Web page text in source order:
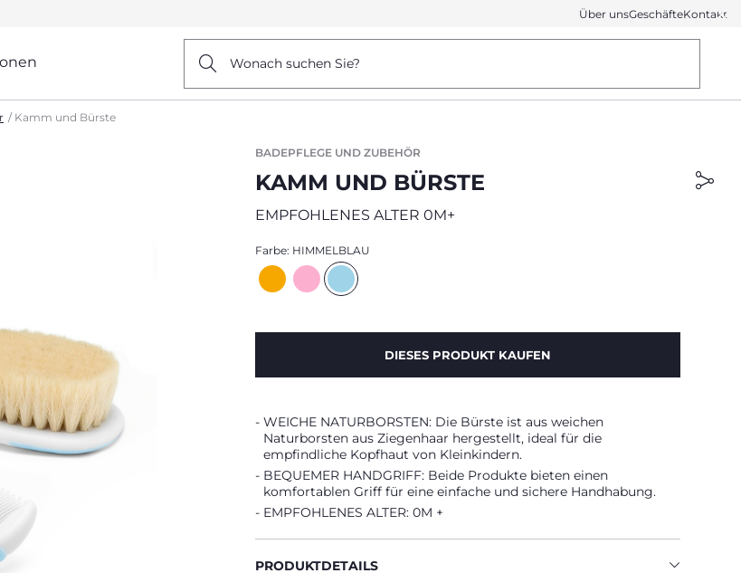
Über unsGeschäfteKontakt
Wonach suchen Sie?
Kamm und Bürste
BADEPFLEGE UND ZUBEHÖR
KAMM UND BÜRSTE
EMPFOHLENES ALTER 0M+
Farbe: HIMMELBLAU
DIESES PRODUKT KAUFEN
WEICHE NATURBORSTEN: Die Bürste ist aus weichen
Naturborsten aus Ziegenhaar hergestellt, ideal für die
empfindliche Kopfhaut von Kleinkindern.
BEQUEMER HANDGRIFF: Beide Produkte bieten einen
komfortablen Griff für eine einfache und sichere Handhabung.
EMPFOHLENES ALTER: 0M +
PRODUKTDETAILS